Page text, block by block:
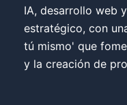
IA, desarrollo web
estratégico, con
tú mismo' que
y la creación de